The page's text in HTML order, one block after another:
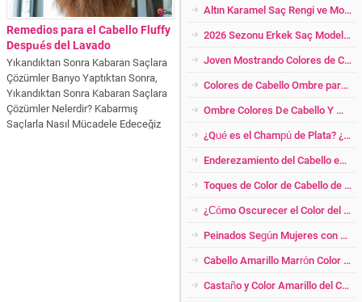
Remedios para el Cabello Fluffy
Después del Lavado
Yıkandıktan Sonra Kabaran Saçlara
Çözümler Banyo Yaptıktan Sonra,
Yıkandıktan Sonra Kabaran Saçlara
Çözümler Nelerdir? Kabarmış
Saçlarla Nasıl Mücadele Edeceğiz
Altın Karamel Saç Rengi ve Modelleri 2026
2026 Sezonu Erkek Saç Modelleri
Joven Mostrando Colores de Cabello
Colores de Cabello Ombre para Las Rubias Más Cool
Ombre Colores De Cabello Y Modelos
¿Qué es el Champú de Plata? ¿Quién Debería Usar? ¡Increíbles Impactos!
Enderezamiento del Cabello en Formas Naturales
Toques de Color de Cabello de Cobre para Mujer
¿Cómo Oscurecer el Color del Cabello Platino en Casa? ¿Abriendo el Color Baleige Amarillo Oscuro?
Peinados Según Mujeres con Pérdida de Peso
Cabello Amarillo Marrón Color de Cabello Transición
Castaño y Color Amarillo del Cabello Brillante